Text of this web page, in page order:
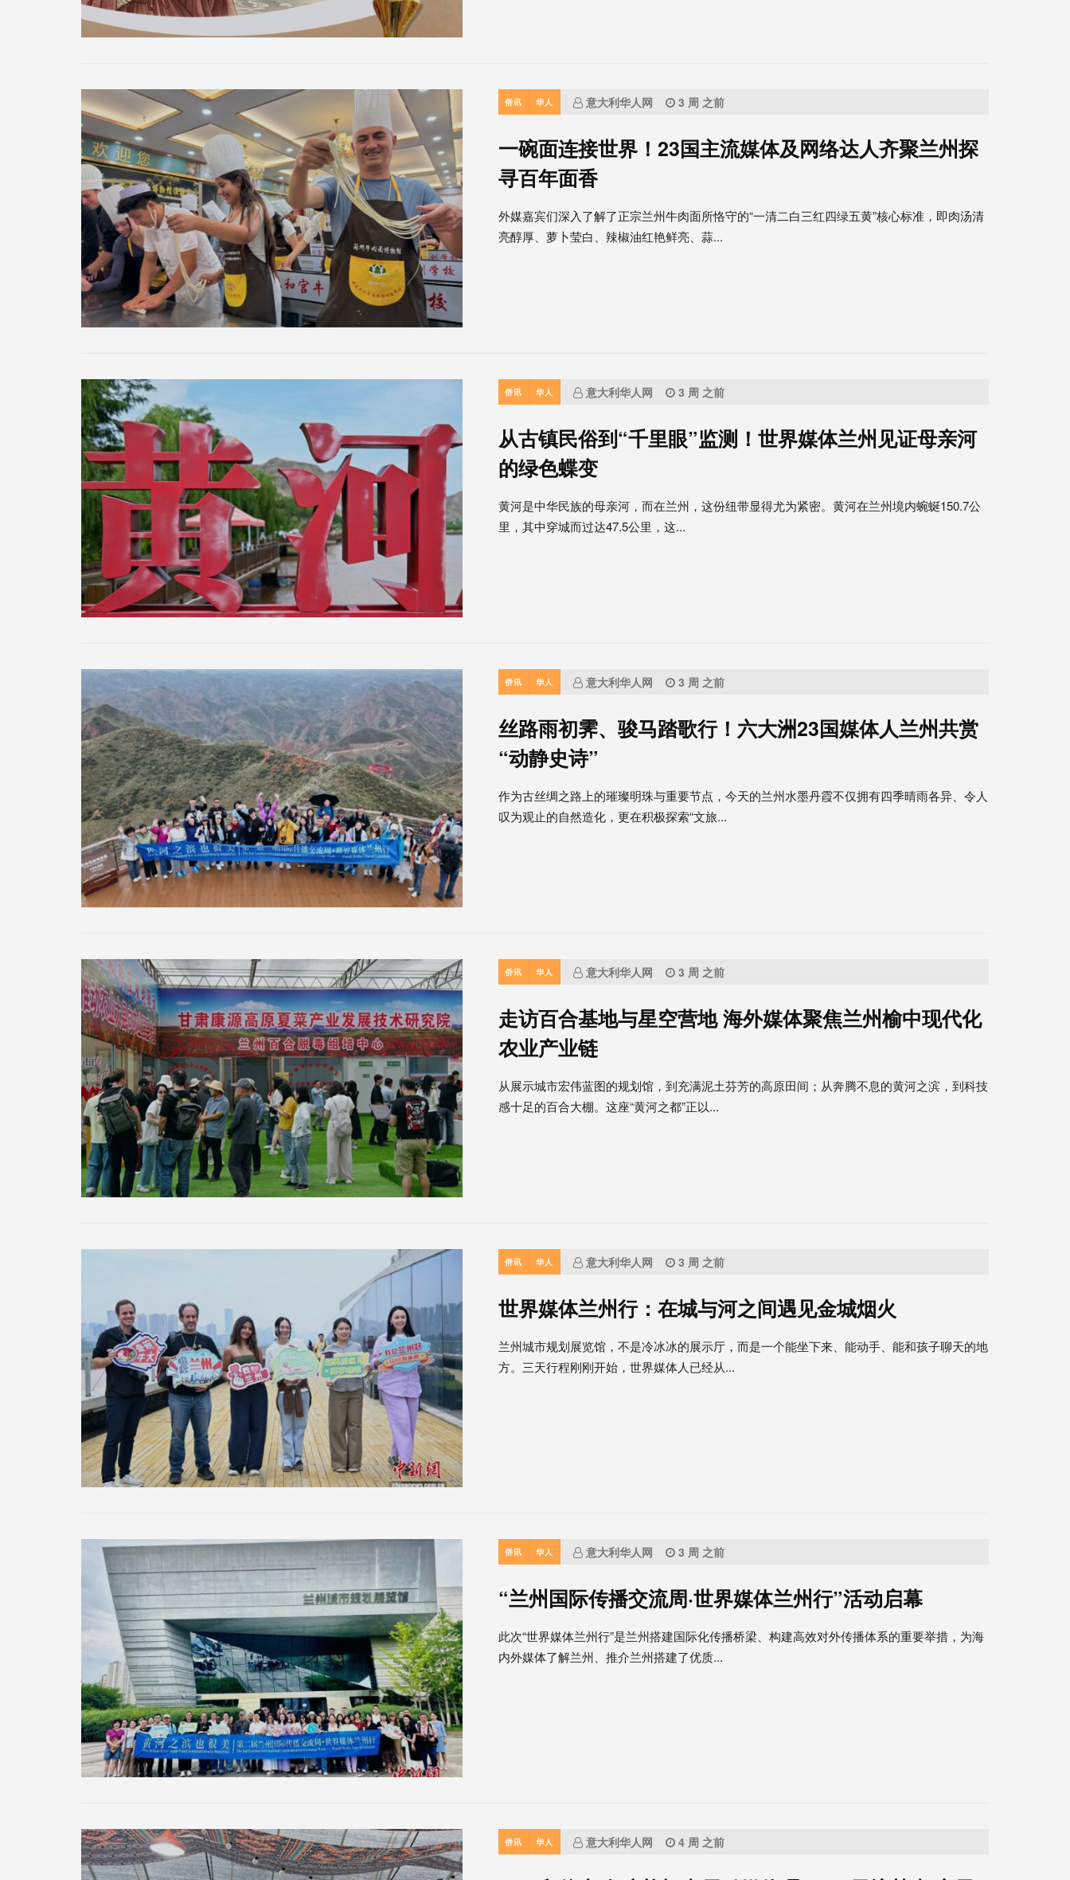
侨讯 华人 意大利华人网 3 周 之前
一碗面连接世界！23国主流媒体及网络达人齐聚兰州探
寻百年面香
外媒嘉宾们深入了解了正宗兰州牛肉面所恪守的“一清二白三红四绿五黄”核心标准，即肉汤清
亮醇厚、萝卜莹白、辣椒油红艳鲜亮、蒜...
侨讯 华人 意大利华人网 3 周 之前
从古镇民俗到“千里眼”监测！世界媒体兰州见证母亲河
的绿色蝶变
黄河是中华民族的母亲河，而在兰州，这份纽带显得尤为紧密。黄河在兰州境内蜿蜒150.7公
里，其中穿城而过达47.5公里，这...
侨讯 华人 意大利华人网 3 周 之前
丝路雨初霁、骏马踏歌行！六大洲23国媒体人兰州共赏
“动静史诗”
作为古丝绸之路上的璀璨明珠与重要节点，今天的兰州水墨丹霞不仅拥有四季晴雨各异、令人
叹为观止的自然造化，更在积极探索“文旅...
侨讯 华人 意大利华人网 3 周 之前
走访百合基地与星空营地 海外媒体聚焦兰州榆中现代化
农业产业链
从展示城市宏伟蓝图的规划馆，到充满泥土芬芳的高原田间；从奔腾不息的黄河之滨，到科技
感十足的百合大棚。这座“黄河之都”正以...
侨讯 华人 意大利华人网 3 周 之前
世界媒体兰州行：在城与河之间遇见金城烟火
兰州城市规划展览馆，不是冷冰冰的展示厅，而是一个能坐下来、能动手、能和孩子聊天的地
方。三天行程刚刚开始，世界媒体人已经从...
侨讯 华人 意大利华人网 3 周 之前
“兰州国际传播交流周·世界媒体兰州行”活动启幕
此次“世界媒体兰州行”是兰州搭建国际化传播桥梁、构建高效对外传播体系的重要举措，为海
内外媒体了解兰州、推介兰州搭建了优质...
侨讯 华人 意大利华人网 4 周 之前